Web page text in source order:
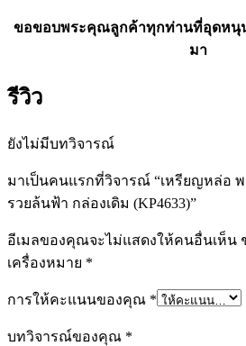
ขอขอบพระคุณลูกค้าทุกท่านที่อุดหนุน
มา
รีวิว
ยังไม่มีบทวิจารณ์
มาเป็นคนแรกที่วิจารณ์ “เหรียญหล่อ
รวยล้นฟ้า กล่องเดิม (KP4633)”
อีเมลของคุณจะไม่แสดงให้คนอื่นเห็น
เครื่องหมาย *
การให้คะแนนของคุณ *
บทวิจารณ์ของคุณ *